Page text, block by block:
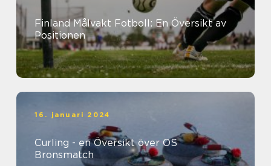
Finland Målvakt Fotboll: En Översikt av
Positionen
16. januari 2024
Curling - en Översikt över OS
Bronsmatch